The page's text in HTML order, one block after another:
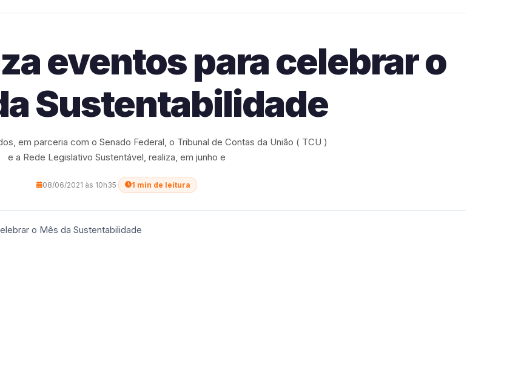
eventos para celebrar o
Sustentabilidade
em parceria com o Senado Federal, o Tribunal de Contas da União ( TCU )
e a Rede Legislativo Sustentável, realiza, em junho e
08/06/2021 às 10h35· 1 min de leitura